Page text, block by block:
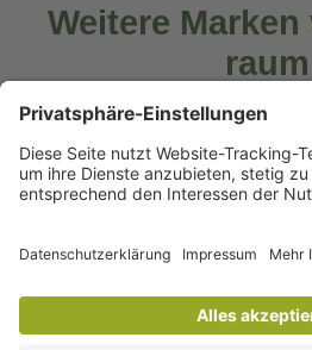
Weitere
raum
Diese Marken gehören zur